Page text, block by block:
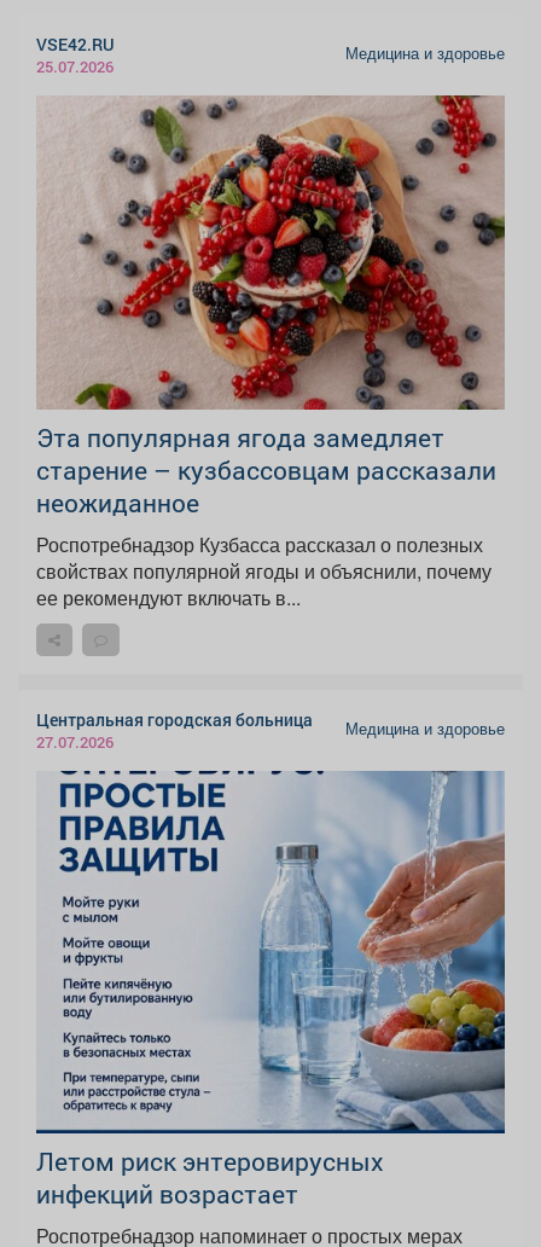
VSE42.RU
25.07.2026
Медицина и здоровье
Эта популярная ягода замедляет
старение – кузбассовцам рассказали
неожиданное
Роспотребнадзор Кузбасса рассказал о полезных
свойствах популярной ягоды и объяснили, почему
ее рекомендуют включать в...
Центральная городская больница
27.07.2026
Медицина и здоровье
Летом риск энтеровирусных
инфекций возрастает
Роспотребнадзор напоминает о простых мерах